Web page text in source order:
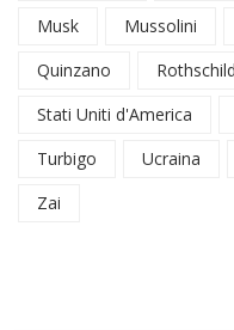
Musk
Mussolini
Quinzano
Rothschild
Stati Uniti d'America
Turbigo
Ucraina
Zai